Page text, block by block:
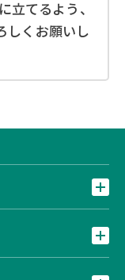
立てるよう、
しくお願いし